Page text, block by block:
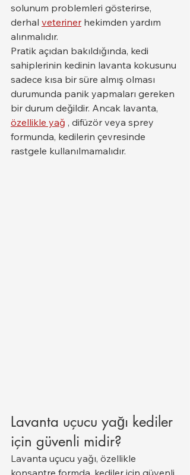
solunum problemleri gösterirse,
derhal veteriner hekimden yardım
alınmalıdır.
Pratik açıdan bakıldığında, kedi
sahiplerinin kedinin lavanta kokusunu
sadece kısa bir süre almış olması
durumunda panik yapmaları gereken
bir durum değildir. Ancak lavanta,
özellikle yağ , difüzör veya sprey
formunda, kedilerin çevresinde
rastgele kullanılmamalıdır.
Lavanta uçucu yağı kediler
için güvenli midir?
Lavanta uçucu yağı, özellikle
konsantre formda, kediler için güvenli